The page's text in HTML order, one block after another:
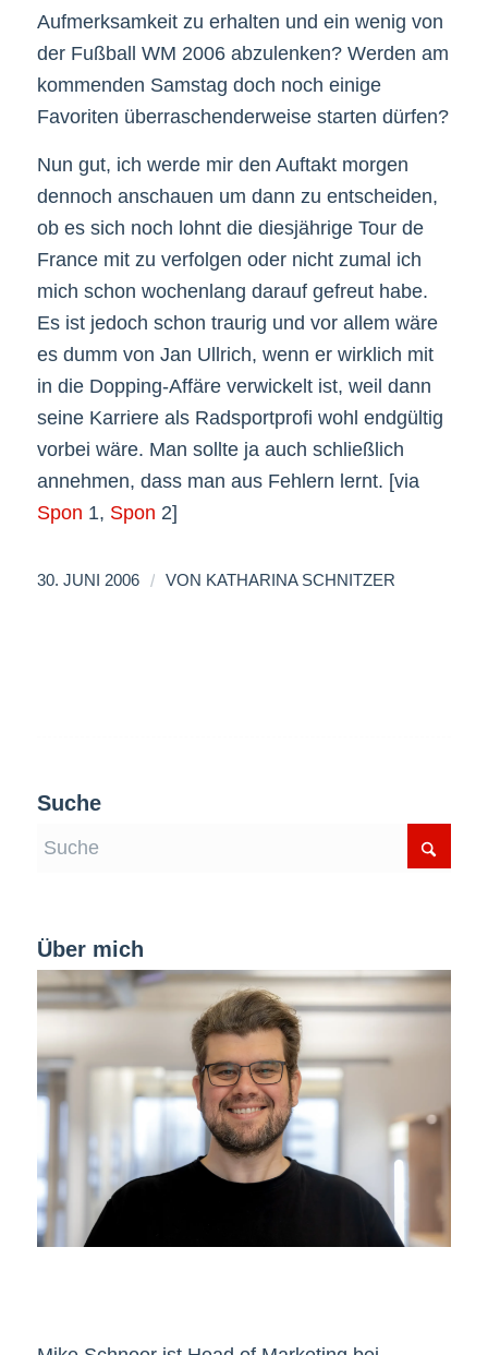
Aufmerksamkeit zu erhalten und ein wenig von
der Fußball WM 2006 abzulenken? Werden am
kommenden Samstag doch noch einige
Favoriten überraschenderweise starten dürfen?
Nun gut, ich werde mir den Auftakt morgen
dennoch anschauen um dann zu entscheiden,
ob es sich noch lohnt die diesjährige Tour de
France mit zu verfolgen oder nicht zumal ich
mich schon wochenlang darauf gefreut habe.
Es ist jedoch schon traurig und vor allem wäre
es dumm von Jan Ullrich, wenn er wirklich mit
in die Dopping-Affäre verwickelt ist, weil dann
seine Karriere als Radsportprofi wohl endgültig
vorbei wäre. Man sollte ja auch schließlich
annehmen, dass man aus Fehlern lernt. [via
Spon 1, Spon 2]
30. JUNI 2006 / VON KATHARINA SCHNITZER
Suche
Über mich